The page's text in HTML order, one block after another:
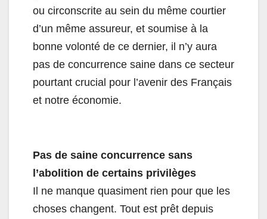
ou circonscrite au sein du même courtier
d’un même assureur, et soumise à la
bonne volonté de ce dernier, il n’y aura
pas de concurrence saine dans ce secteur
pourtant crucial pour l’avenir des Français
et notre économie.
Pas de saine concurrence sans
l’abolition de certains privilèges
Il ne manque quasiment rien pour que les
choses changent. Tout est prêt depuis